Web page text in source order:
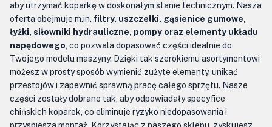
aby utrzymać koparkę w doskonałym stanie technicznym. Nasza
oferta obejmuje m.in. filtry, uszczelki, gąsienice gumowe,
łyżki, siłowniki hydrauliczne, pompy oraz elementy układu
napędowego , co pozwala dopasować części idealnie do
Twojego modelu maszyny. Dzięki tak szerokiemu asortymentowi
możesz w prosty sposób wymienić zużyte elementy, unikać
przestojów i zapewnić sprawną pracę całego sprzętu. Nasze
części zostały dobrane tak, aby odpowiadały specyfice
chińskich koparek, co eliminuje ryzyko niedopasowania i